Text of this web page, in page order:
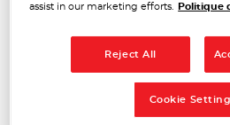
GENELEC
BUISSIERE
assist in our marketing efforts.
Politique
Reject All
Cookie